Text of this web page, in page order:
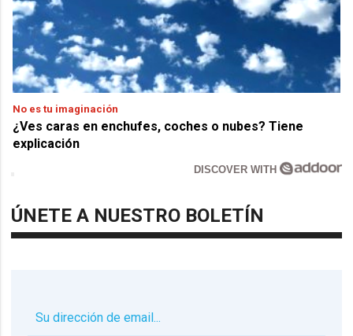
No es tu imaginación
¿Ves caras en enchufes, coches o nubes? Tiene
explicación
DISCOVER WITH
ÚNETE A NUESTRO BOLETÍN